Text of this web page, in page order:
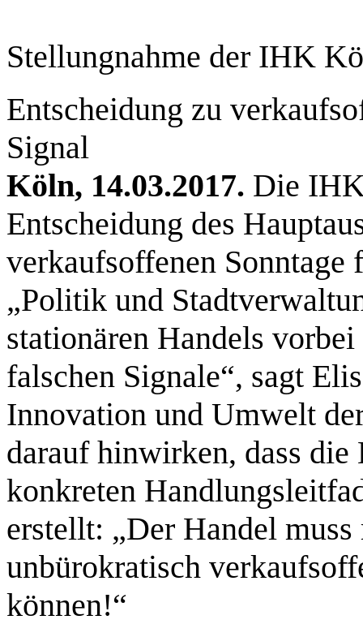
Stellungnahme der IHK
Entscheidung zu
Signal
Köln, 14.03.2017. Die
Entscheidung des
verkaufsoffenen Sonntage
„Politik und
stationären Handels
falschen Signale“, sagt
Innovation und Umwelt
darauf hinwirken, dass die
konkreten
erstellt: „Der Handel
unbürokratisch
können!“